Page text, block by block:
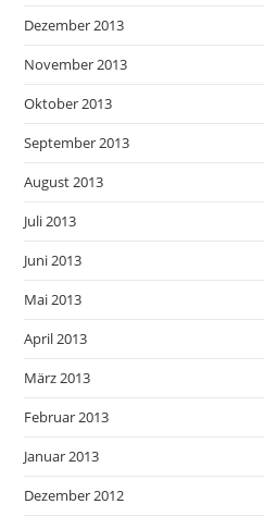
Dezember 2013
November 2013
Oktober 2013
September 2013
August 2013
Juli 2013
Juni 2013
Mai 2013
April 2013
März 2013
Februar 2013
Januar 2013
Dezember 2012